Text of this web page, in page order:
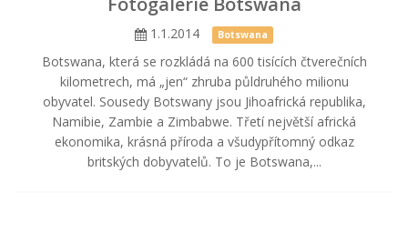
1.1.2014 Botswana
Botswana, která se rozkládá na 600 tisících čtverečních
kilometrech, má „jen“ zhruba půldruhého milionu
obyvatel. Sousedy Botswany jsou Jihoafrická republika,
Namibie, Zambie a Zimbabwe. Třetí největší africká
ekonomika, krásná příroda a všudypřítomný odkaz
britských dobyvatelů. To je Botswana,...